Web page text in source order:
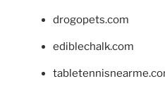
drogopets.com
ediblechalk.com